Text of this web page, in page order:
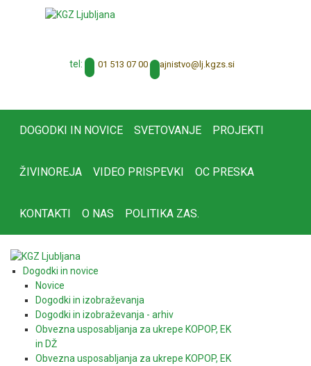
tel: 01 513 07 00 tajnistvo@lj.kgzs.si
DOGODKI IN NOVICE SVETOVANJE PROJEKTI
ŽIVINOREJA VIDEO PRISPEVKI OC PRESKA
KONTAKTI O NAS POLITIKA ZAS.
Dogodki in novice
Novice
Dogodki in izobraževanja
Dogodki in izobraževanja - arhiv
Obvezna usposabljanja za ukrepe KOPOP, EK
in DŽ
Obvezna usposabljanja za ukrepe KOPOP, EK